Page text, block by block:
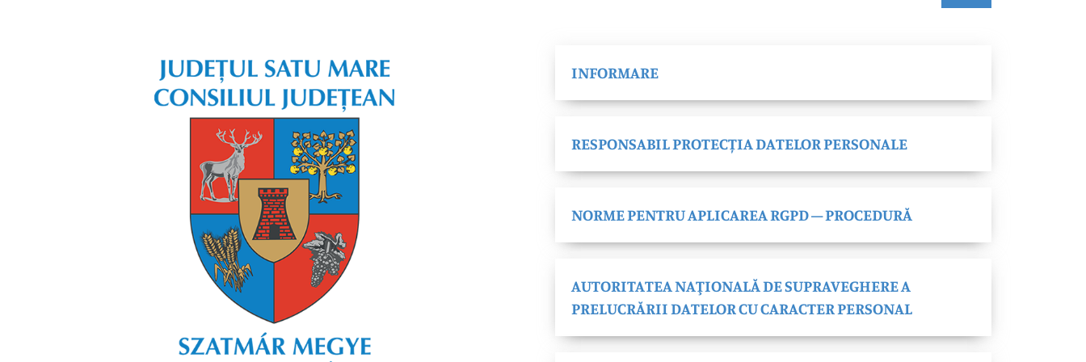
INFORMARE
RESPONSABIL PROTECȚIA DATELOR PERSONALE
NORME PENTRU APLICAREA RGPD – PROCEDURĂ
AUTORITATEA NAŢIONALĂ DE SUPRAVEGHERE A
PRELUCRĂRII DATELOR CU CARACTER PERSONAL